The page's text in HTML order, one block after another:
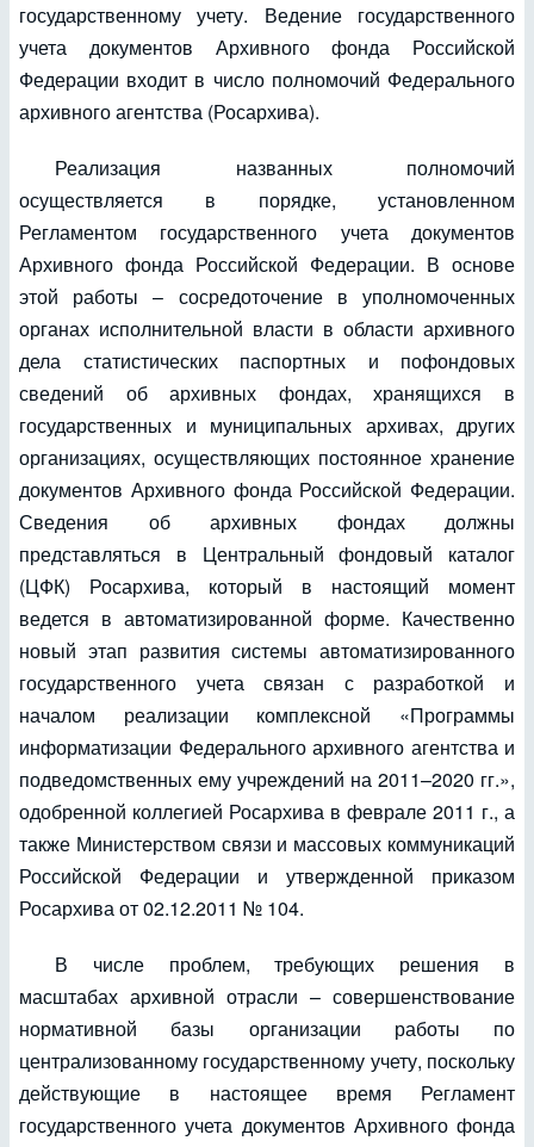
государственному учету. Ведение государственного
учета документов Архивного фонда Российской
Федерации входит в число полномочий Федерального
архивного агентства (Росархива).
Реализация названных полномочий
осуществляется в порядке, установленном
Регламентом государственного учета документов
Архивного фонда Российской Федерации. В основе
этой работы – сосредоточение в уполномоченных
органах исполнительной власти в области архивного
дела статистических паспортных и пофондовых
сведений об архивных фондах, хранящихся в
государственных и муниципальных архивах, других
организациях, осуществляющих постоянное хранение
документов Архивного фонда Российской Федерации.
Сведения об архивных фондах должны
представляться в Центральный фондовый каталог
(ЦФК) Росархива, который в настоящий момент
ведется в автоматизированной форме. Качественно
новый этап развития системы автоматизированного
государственного учета связан с разработкой и
началом реализации комплексной «Программы
информатизации Федерального архивного агентства и
подведомственных ему учреждений на 2011–2020 гг.»,
одобренной коллегией Росархива в феврале 2011 г., а
также Министерством связи и массовых коммуникаций
Российской Федерации и утвержденной приказом
Росархива от 02.12.2011 № 104.
В числе проблем, требующих решения в
масштабах архивной отрасли – совершенствование
нормативной базы организации работы по
централизованному государственному учету, поскольку
действующие в настоящее время Регламент
государственного учета документов Архивного фонда